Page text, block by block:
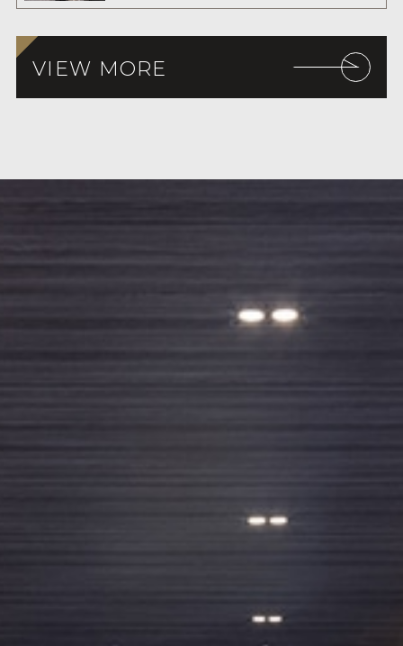
あることがわかります。
VIEW MORE